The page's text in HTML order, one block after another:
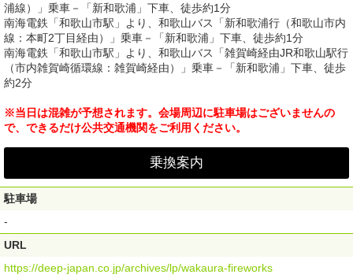
浦線）」乗車－「新和歌浦」下車、徒歩約1分
南海電鉄「和歌山市駅」より、和歌山バス「新和歌浦行（和歌山市内
線：本町2丁目経由）」乗車－「新和歌浦」下車、徒歩約1分
南海電鉄「和歌山市駅」より、和歌山バス「雑賀崎経由JR和歌山駅行
（市内雑賀崎循環線：雑賀崎経由）」乗車－「新和歌浦」下車、徒歩
約2分
※当日は混雑が予想されます。会場周辺に駐車場はございませんの
で、できるだけ公共交通機関をご利用ください。
乗換案内
駐車場
-
URL
https://deep-japan.co.jp/archives/lp/wakaura-fireworks